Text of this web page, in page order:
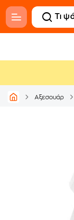
Αξεσουάρ